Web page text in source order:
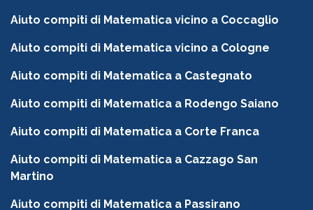
Aiuto compiti di Matematica vicino a Coccaglio
Aiuto compiti di Matematica vicino a Cologne
Aiuto compiti di Matematica a Castegnato
Aiuto compiti di Matematica a Rodengo Saiano
Aiuto compiti di Matematica a Corte Franca
Aiuto compiti di Matematica a Cazzago San
Martino
Aiuto compiti di Matematica a Passirano